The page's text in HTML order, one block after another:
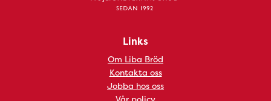
Links
Om Liba Bröd
Kontakta oss
Jobba hos oss